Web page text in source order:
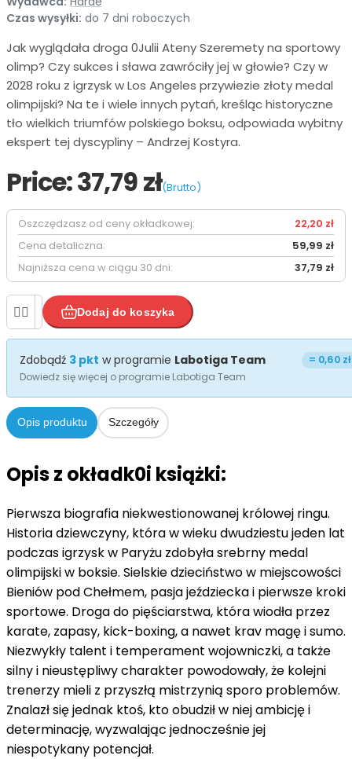
Czas wysyłki: do 7 dni roboczych
Jak wyglądała droga 0Julii Ateny Szeremety na sportowy
olimp? Czy sukces i sława zawróciły jej w głowie? Czy w
2028 roku z igrzysk w Los Angeles przywiezie złoty medal
olimpijski? Na te i wiele innych pytań, kreśląc historyczne
tło wielkich triumfów polskiego boksu, odpowiada wybitny
ekspert tej dyscypliny – Andrzej Kostyra.
Price:37,79 zł(Brutto)
Oszczędzasz od ceny okładkowej:
22,20 zł
Cena detaliczna:
59,99 zł
Najniższa cena w ciągu 30 dni:
37,79 zł
 

Dodaj do koszyka
Zdobądź 3 pkt w programie Labotiga Team = 0,60 zł
Dowiedz się więcej o programie Labotiga Team
Opis produktu Szczegóły
Opis z okładk0i książki:
Pierwsza biografia niekwestionowanej królowej ringu.
Historia dziewczyny, która w wieku dwudziestu jeden lat
podczas igrzysk w Paryżu zdobyła srebrny medal
olimpijski w boksie. Sielskie dzieciństwo w miejscowości
Bieniów pod Chełmem, pasja jeździecka i pierwsze kroki
sportowe. Droga do pięściarstwa, która wiodła przez
karate, zapasy, kick-boxing, a nawet krav magę i sumo.
Niezwykły talent i temperament wojowniczki, a także
silny i nieustępliwy charakter powodowały, że kolejni
trenerzy mieli z przyszłą mistrzynią sporo problemów.
Znalazł się jednak ktoś, kto obudził w niej ambicję i
determinację, wyzwalając jednocześnie jej
niespotykany potencjał.